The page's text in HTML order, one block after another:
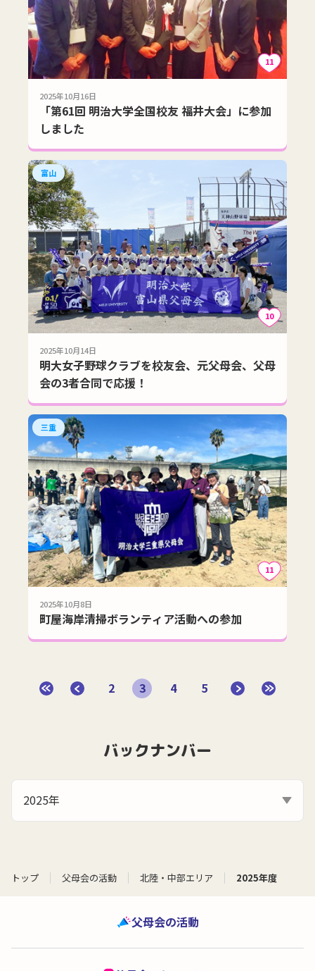
11
2025年10月16日
「第61回 明治大学全国校友 福井大会」に参加
しました
富山
10
2025年10月14日
明大女子野球クラブを校友会、元父母会、父母
会の3者合同で応援！
三重
11
2025年10月8日
町屋海岸清掃ボランティア活動への参加
2 3 4 5
バックナンバー
2025年
トップ 父母会の活動 北陸・中部エリア 2025年度
父母会の活動